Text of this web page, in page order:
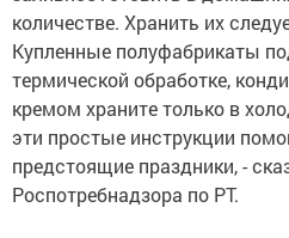
количестве. Хранить их
Купленные полуфабрикаты
термической обработке,
кремом храните только в
эти простые инструкции
предстоящие праздники, -
Роспотребнадзора по РТ.